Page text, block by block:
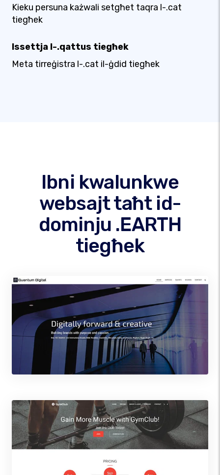
Kieku persuna każwali setgħet taqra l-.cat
tiegħek
Issettja l-.qattus tiegħek
Meta tirreġistra l-.cat il-ġdid tiegħek
Ibni kwalunkwe
websajt taħt id-
dominju .EARTH
tiegħek